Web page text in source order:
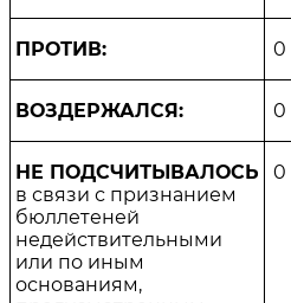
ПРОТИВ: 0
ВОЗДЕРЖАЛСЯ: 0
НЕ ПОДСЧИТЫВАЛОСЬ
в связи с признанием
бюллете­ней
недействительными
или по иным
основаниям,
0